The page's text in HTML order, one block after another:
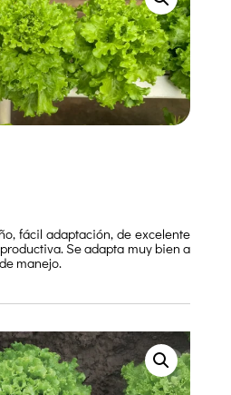
fácil adaptación, de excelente
Se adapta muy bien a
manejo.